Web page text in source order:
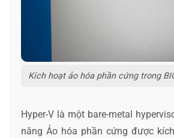
Kích hoạt ảo hóa phần cứng trong
Hyper-V là một bare-metal
năng Ảo hóa phần cứng được